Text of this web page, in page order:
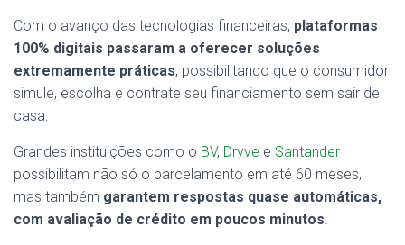
Com o avanço das tecnologias financeiras, plataformas
100% digitais passaram a oferecer soluções
extremamente práticas, possibilitando que o consumidor
simule, escolha e contrate seu financiamento sem sair de
casa.
Grandes instituições como o BV, Dryve e Santander
possibilitam não só o parcelamento em até 60 meses,
mas também garantem respostas quase automáticas,
com avaliação de crédito em poucos minutos.